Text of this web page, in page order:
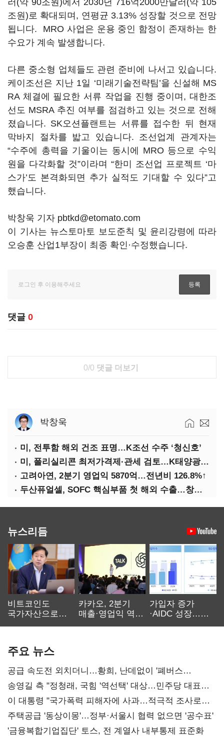
러(약 90조원)에서 2030년 716억2000만달러(약 105
조원)로 확대되며, 연평균 3.13% 성장할 것으로 전망
됩니다. MRO 사업은 운용 중인 함정이 존재하는 한
수요가 계속 발생합니다.
다른 중소형 업체들도 관련 준비에 나서고 있습니다.
케이조선은 지난 1일 ‘미래기술전략팀’을 신설해 MS
RA 체결에 필요한 서류 작업을 진행 중이며, 대한조
선도 MSRA 추진 여부를 점검하고 있는 것으로 전해
졌습니다. SK오션플랜트는 서류를 접수한 뒤 현재
막바지 절차를 밟고 있습니다. 조선업계 관계자는
“수주에 총력을 기울이는 동시에 MRO 등으로 수익
원을 다각화할 것”이라며 “한미 조선업 프로젝트 ‘마
스가’도 본격화되면 추가 실적도 기대할 수 있다”고
했습니다.
박창욱 기자 pbtkd@etomato.com
이 기사는 뉴스토마토 보도준칙 및 윤리강령에 따라
오승훈 산업1부장이 최종 확인·수정했습니다.
댓글 0
0/0 댓글 더보기
박창욱
미, 전투함 해외 건조 표명…K조선 수주 ‘청신호’
미, 폴리실리콘 최저가격제·관세 검토…K태양광 입지 확대 기대
고려아연, 2분기 영업익 5870억…전년비 126.8%↑
두산퓨얼셀, SOFC 핵심부품 첫 해외 수출…창사 이래 최대 규모
뉴스리듬
비트코인도
국가자산으로…'
카카오, 2분기
매출·영업익 역대
가입자 증가
·AIDC 성장…
주요 뉴스
공급 속도전 외치더니…황희, 난데없이 '폐버스
리모델링' 제안
송영길 측 "정청래, 국힘 '역선택' 대상…민주당 대표로
총선 지휘 못해"
이 대통령 "국가폭력 피해자에 사과…적극적 조사로
진실 밝혀야"
주택공급 '동상이몽'…정부·서울시 협력 없으면 '공수표'
'금융복합기업집단' 토스, 전 계열사 내부통제 표준화